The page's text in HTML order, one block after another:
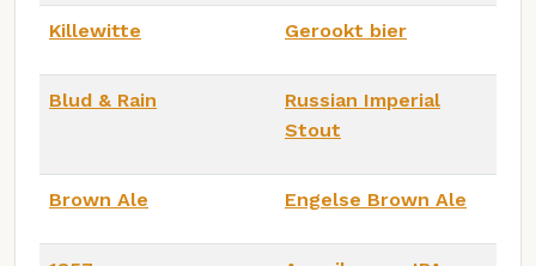
Killewitte Gerookt bier
Blud & Rain
Russian Imperial
Stout
Brown Ale Engelse Brown Ale